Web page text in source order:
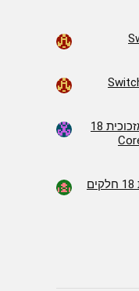
סט כלי אוכל עגולים מזכוכית 18
סט כלי אוכל עגולים מזכוכית 18 חלקים